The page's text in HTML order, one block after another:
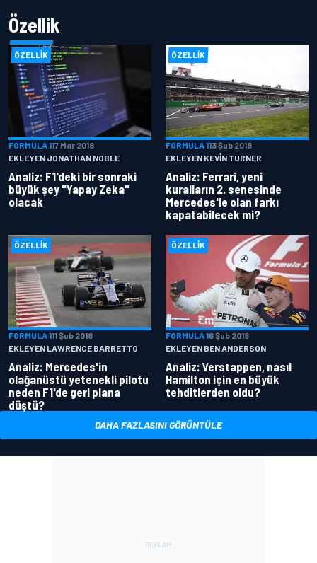
Özellik
ÖZELLIK
FORMULA 117 Mar 2018
EKLEYEN JONATHAN NOBLE
Analiz: F1'deki bir sonraki
büyük şey "Yapay Zeka"
olacak
ÖZELLIK
FORMULA 113 Şub 2018
EKLEYEN KEVIN TURNER
Analiz: Ferrari, yeni
kuralların 2. senesinde
Mercedes'le olan farkı
kapatabilecek mi?
ÖZELLIK
FORMULA 111 Şub 2018
EKLEYEN LAWRENCE BARRETTO
Analiz: Mercedes'in
olağanüstü yetenekli pilotu
neden F1'de geri plana
düştü?
ÖZELLIK
FORMULA 16 Şub 2018
EKLEYEN BEN ANDERSON
Analiz: Verstappen, nasıl
Hamilton için en büyük
tehditlerden oldu?
DAHA FAZLASINI GÖRÜNTÜLE